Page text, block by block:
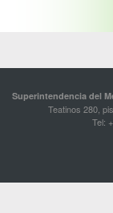
Superintendencia del
Teatinos 280,
Tel: